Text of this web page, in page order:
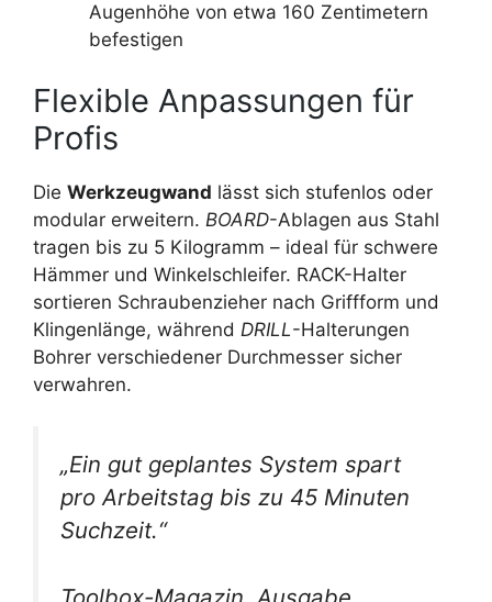
Augenhöhe von etwa 160 Zentimetern
befestigen
Flexible Anpassungen für
Profis
Die Werkzeugwand lässt sich stufenlos oder
modular erweitern. BOARD-Ablagen aus Stahl
tragen bis zu 5 Kilogramm – ideal für schwere
Hämmer und Winkelschleifer. RACK-Halter
sortieren Schraubenzieher nach Griffform und
Klingenlänge, während DRILL-Halterungen
Bohrer verschiedener Durchmesser sicher
verwahren.
„Ein gut geplantes System spart
pro Arbeitstag bis zu 45 Minuten
Suchzeit.“